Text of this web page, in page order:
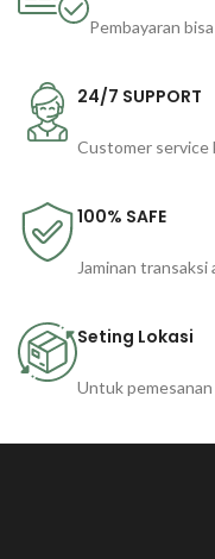
Pembayaran
24/7 SUPPORT
Customer service
100% SAFE
Jaminan
Seting Lokasi
Untuk